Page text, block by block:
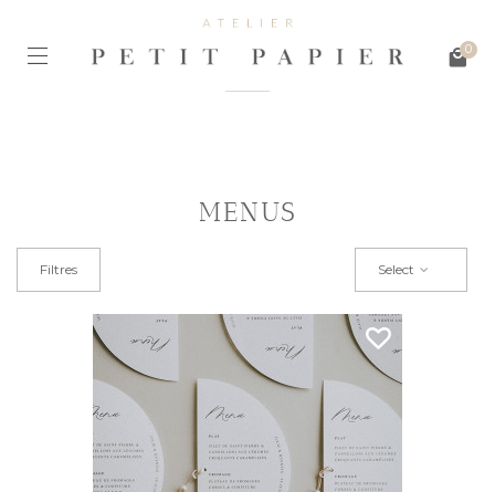
0
MENUS
Filtres Select